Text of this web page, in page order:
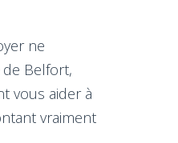
ne
Belfort,
vous aider à
vraiment